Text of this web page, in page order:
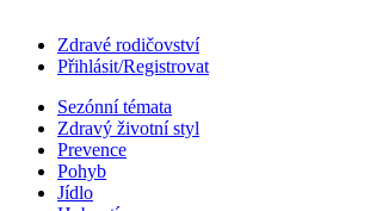
Zdravé rodičovství
Přihlásit/Registrovat
Sezónní témata
Zdravý životní styl
Prevence
Pohyb
Jídlo